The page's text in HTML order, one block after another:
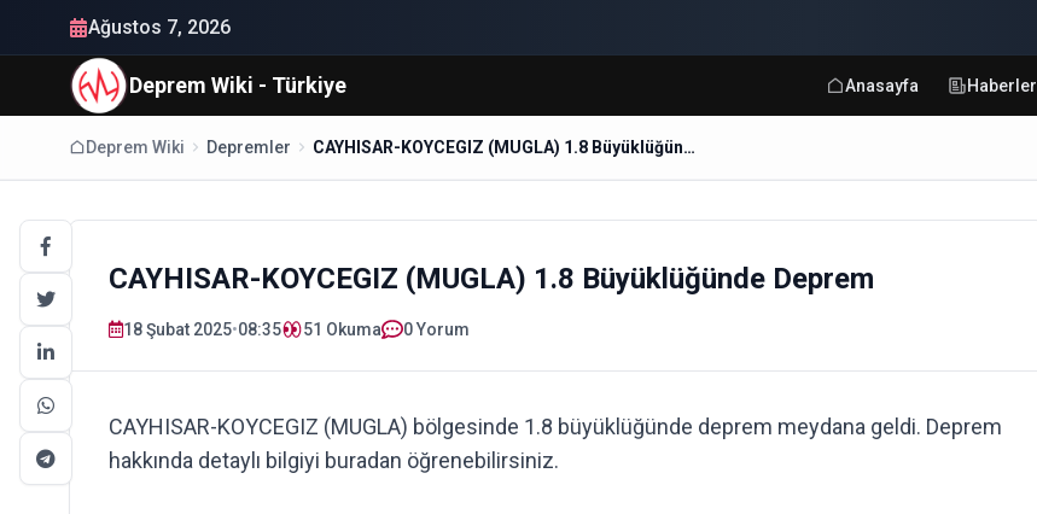
Ağustos 7, 2026
Deprem Wiki - Türkiye Anasayfa Haberler
Deprem Wiki Depremler CAYHISAR-KOYCEGIZ (MUGLA) 1.8 Büyüklüğünde Deprem
CAYHISAR-KOYCEGIZ (MUGLA) 1.8 Büyüklüğünde Deprem
18 Şubat 2025•08:35 51 Okuma 0 Yorum
CAYHISAR-KOYCEGIZ (MUGLA) bölgesinde 1.8 büyüklüğünde deprem meydana geldi. Deprem
hakkında detaylı bilgiyi buradan öğrenebilirsiniz.